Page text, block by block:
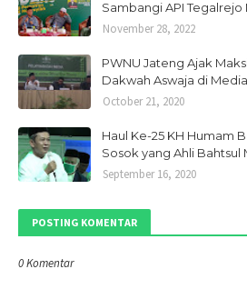
Sambangi API
November 28, 2022
PWNU Jateng Ajak
Dakwah Aswaja di Media
October 21, 2020
Haul Ke-25 KH Humam
Sosok yang Ahli Bahtsul
September 16, 2020
POSTING KOMENTAR
0 Komentar